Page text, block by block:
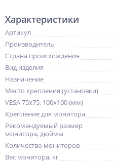
Характеристики
Артикул
Производитель
Страна происхождения
Вид изделия
Назначение
Место крепления (установки)
VESA 75x75, 100x100 (мм)
Крепление для монитора
Рекомендуемый размер
монитора, дюймы
Количество мониторов
Вес монитора, кг